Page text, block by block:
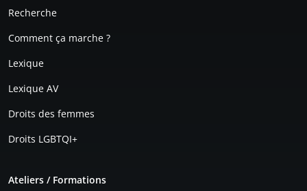
Recherche
Comment ça marche ?
Lexique
Lexique AV
Droits des femmes
Droits LGBTQI+
Ateliers / Formations